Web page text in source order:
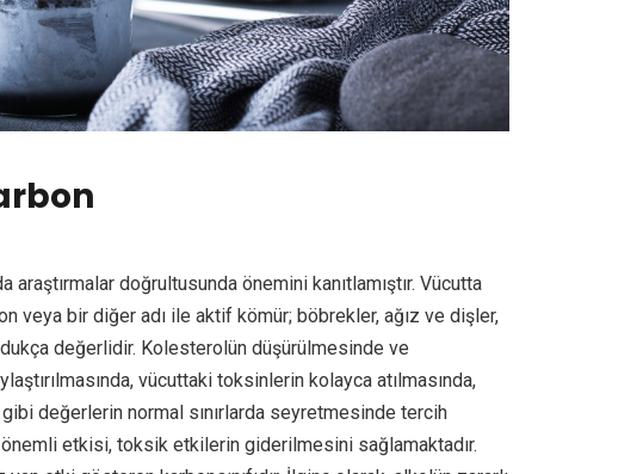
araştırmalar doğrultusunda önemini kanıtlamıştır. Vücutta
veya bir diğer adı ile aktif kömür; böbrekler, ağız ve dişler,
değerlidir. Kolesterolün düşürülmesinde ve
vücuttaki toksinlerin kolayca atılmasında,
değerlerin normal sınırlarda seyretmesinde tercih
etkisi, toksik etkilerin giderilmesini sağlamaktadır.